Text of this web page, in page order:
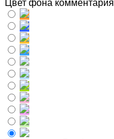
Цвет фона комментария